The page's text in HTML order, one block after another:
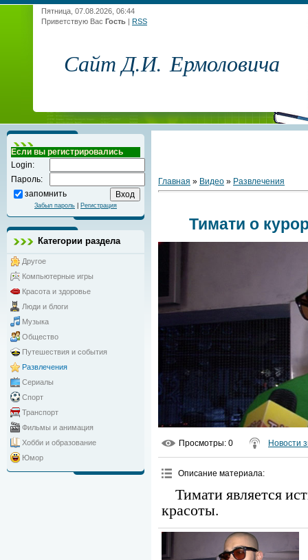
Пятница, 07.08.2026, 06:44
Приветствую Вас Гость | RSS
Сайт Д.И. Ермоловича
Если вы регистрировались
Login:
Пароль:
запомнить
Забыл пароль Регистрация
Категории раздела
Другое
Компьютерные игры
Красота и здоровье
Люди и блоги
Музыка
Общество
Путешествия и события
Развлечения
Сериалы
Спорт
Транспорт
Фильмы и анимация
Хобби и образование
Юмор
Главная » Видео » Развлечения
Тимати о
Просмотры: 0 Новости
Описание материала:
Тимати является
красоты.